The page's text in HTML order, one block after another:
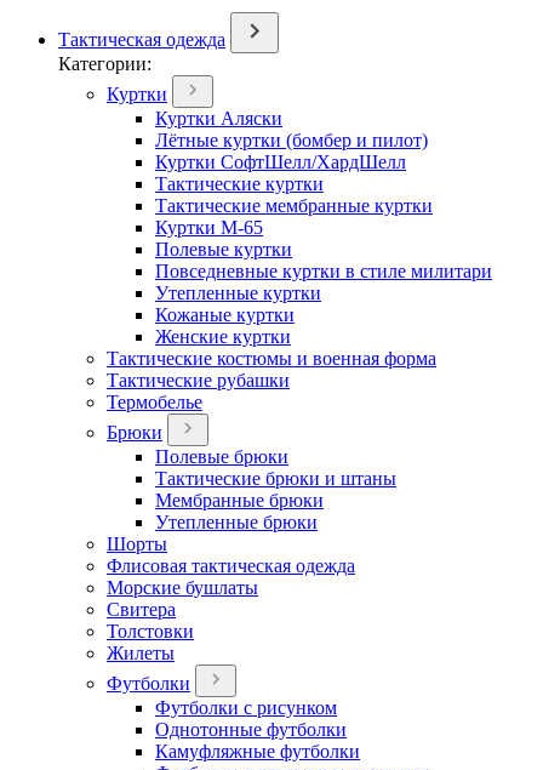
Тактическая одежда
Категории:
Куртки
Куртки Аляски
Лётные куртки (бомбер и пилот)
Куртки СофтШелл/ХардШелл
Тактические куртки
Тактические мембранные куртки
Куртки М-65
Полевые куртки
Повседневные куртки в стиле милитари
Утепленные куртки
Кожаные куртки
Женские куртки
Тактические костюмы и военная форма
Тактические рубашки
Термобелье
Брюки
Полевые брюки
Тактические брюки и штаны
Мембранные брюки
Утепленные брюки
Шорты
Флисовая тактическая одежда
Морские бушлаты
Свитера
Толстовки
Жилеты
Футболки
Футболки с рисунком
Однотонные футболки
Камуфляжные футболки